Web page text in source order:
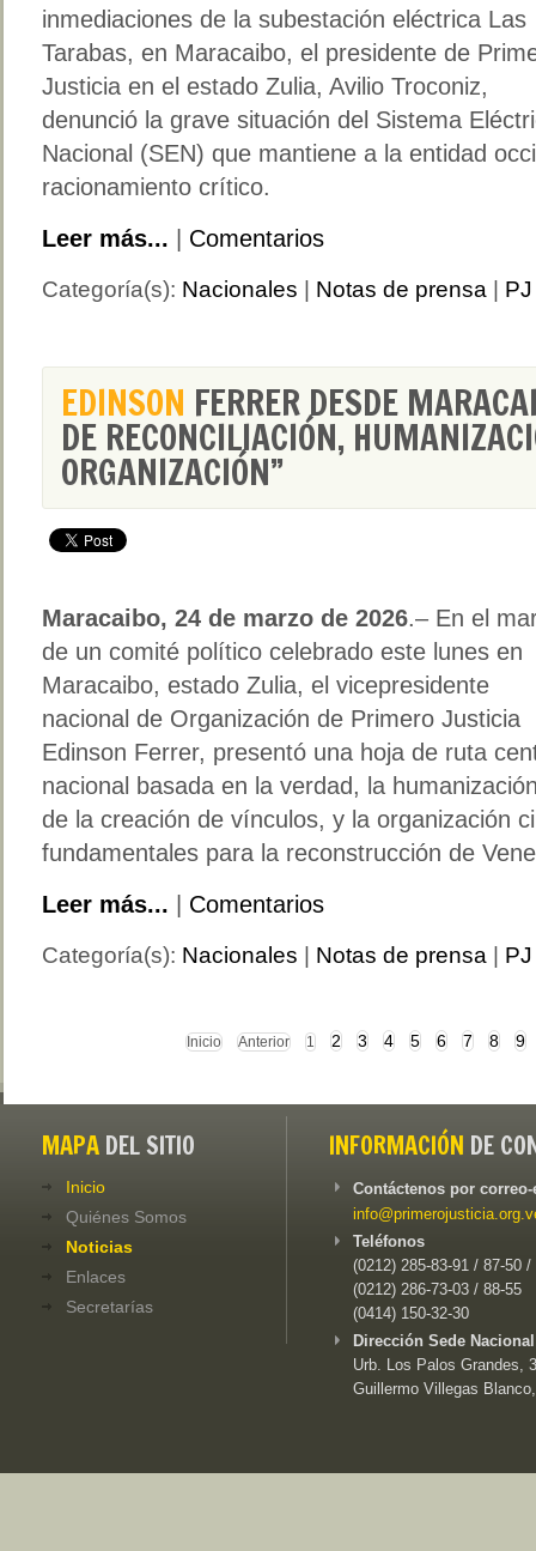
inmediaciones de la subestación eléctrica Las
Tarabas, en Maracaibo, el presidente de
Justicia en el estado Zulia, Avilio Troconiz,
denunció la grave situación del Sistema
Nacional (SEN) que mantiene a la entidad
racionamiento crítico.
Leer más...
Comentarios
Categoría(s): Nacionales Notas de prensa
EDINSON FERRER DESDE
DE RECONCILIACIÓN,
ORGANIZACIÓN”
Maracaibo, 24 de marzo de 2026.– En el
de un comité político celebrado este lunes en
Maracaibo, estado Zulia, el vicepresidente
nacional de Organización de Primero Justicia
Edinson Ferrer, presentó una hoja de ruta
nacional basada en la verdad, la
de la creación de vínculos, y la organización
fundamentales para la reconstrucción de
Leer más...
Comentarios
Categoría(s): Nacionales Notas de prensa
Inicio Anterior 1 2 3 4 5 6 7 8 9
MAPA DEL SITIO
Inicio
Quiénes Somos
Noticias
Enlaces
Secretarías
INFORMACIÓN DE
Contáctenos por
Teléfonos
(0212) 285-83-91 / 87-50 /
(0212) 286-73-03 / 88-55
(0414) 150-32-30
Dirección Sede
Urb. Los Palos Grandes,
Guillermo Villegas